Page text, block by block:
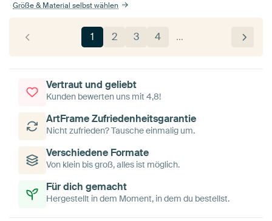
Größe & Material selbst wählen
1 2 3 4 …
Vertraut und geliebt
Kunden bewerten uns mit 4,8!
ArtFrame Zufriedenheitsgarantie
Nicht zufrieden? Tausche einmalig um.
Verschiedene Formate
Von klein bis groß, alles ist möglich.
Für dich gemacht
Hergestellt in dem Moment, in dem du bestellst.